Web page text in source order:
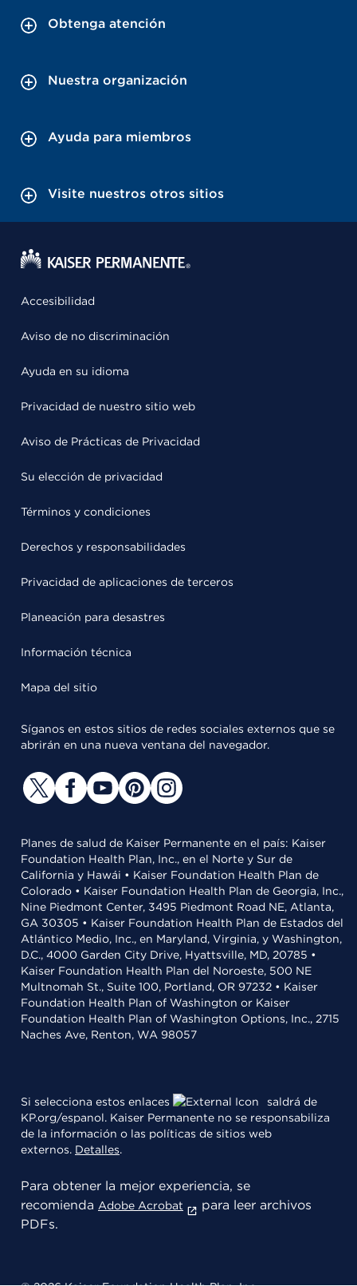
Obtenga atención
Nuestra organización
Ayuda para miembros
Visite nuestros otros sitios
Accesibilidad
Aviso de no discriminación
Ayuda en su idioma
Privacidad de nuestro sitio web
Aviso de Prácticas de Privacidad
Su elección de privacidad
Términos y condiciones
Derechos y responsabilidades
Privacidad de aplicaciones de terceros
Planeación para desastres
Información técnica
Mapa del sitio
Síganos en estos sitios de redes sociales externos que se
abrirán en una nueva ventana del navegador.
Planes de salud de Kaiser Permanente en el país: Kaiser
Foundation Health Plan, Inc., en el Norte y Sur de
California y Hawái • Kaiser Foundation Health Plan de
Colorado • Kaiser Foundation Health Plan de Georgia, Inc.,
Nine Piedmont Center, 3495 Piedmont Road NE, Atlanta,
GA 30305 • Kaiser Foundation Health Plan de Estados del
Atlántico Medio, Inc., en Maryland, Virginia, y Washington,
D.C., 4000 Garden City Drive, Hyattsville, MD, 20785 •
Kaiser Foundation Health Plan del Noroeste, 500 NE
Multnomah St., Suite 100, Portland, OR 97232 • Kaiser
Foundation Health Plan of Washington or Kaiser
Foundation Health Plan of Washington Options, Inc., 2715
Naches Ave, Renton, WA 98057
Si selecciona estos enlaces
saldrá de
KP.org/espanol. Kaiser Permanente no se responsabiliza
de la información o las políticas de sitios web
externos. Detalles.
Para obtener la mejor experiencia, se
recomienda Adobe Acrobat
para leer archivos
PDFs.